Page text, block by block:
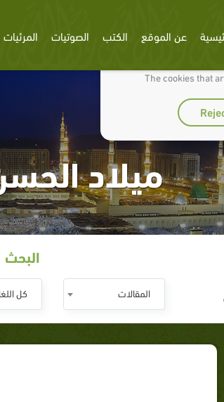
We use cookies to
The cookies that
عن الموقع الكتب الصوتيات المرئيات
ميلاد
البحث
المقالات كل